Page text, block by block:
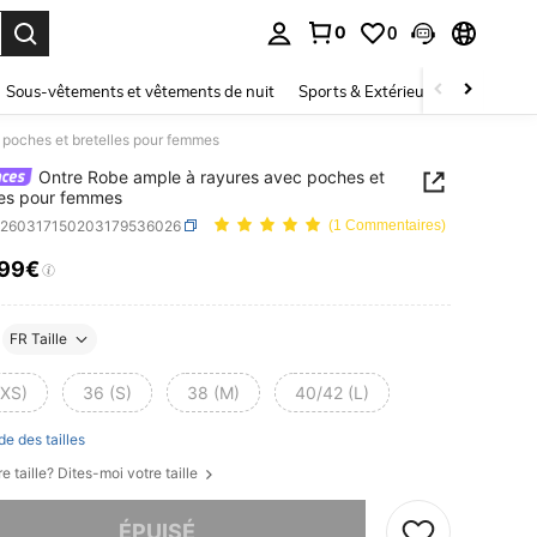
0 0
Sous-vêtements et vêtements de nuit Sports & Extérieur Enfants
et bretelles pour femmes
Ontre Robe ample à rayures avec poches et
pour femmes
(1 Commentaires)
AND AVAILABILITY
FR Taille
36 (S) 38 (M) 40/42 (L)
des tailles
taille? Dites-moi votre taille